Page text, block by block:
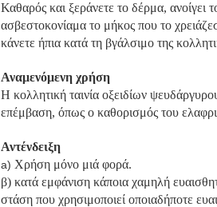
Καθαρός και ξεράνετε το δέρμα, ανοίγει
ασβεστοκονίαμα το μήκος που το
κάνετε ήπια κατά τη βγάλσιμο της
Αναμενόμενη χρήση
Η κολλητική ταινία οξειδίων
επέμβαση, όπως ο καθορισμός του
Αντένδειξη
a) Χρήση μόνο μιά φορά.
β) κατά εμφάνιση κάποια χαμηλή
στάση που χρησιμοποιεί οποιαδήποτε